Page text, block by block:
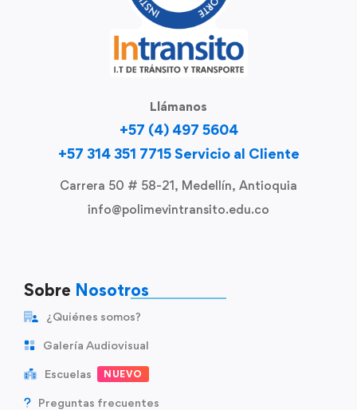
Llámanos
+57 (4) 497 5604
+57 314 351 7715 Servicio al Cliente
Carrera 50 # 58-21, Medellín, Antioquia
info@polimevintransito.edu.co
Sobre Nosotros
¿Quiénes somos?
Galería Audiovisual
Escuelas NUEVO
Preguntas frecuentes